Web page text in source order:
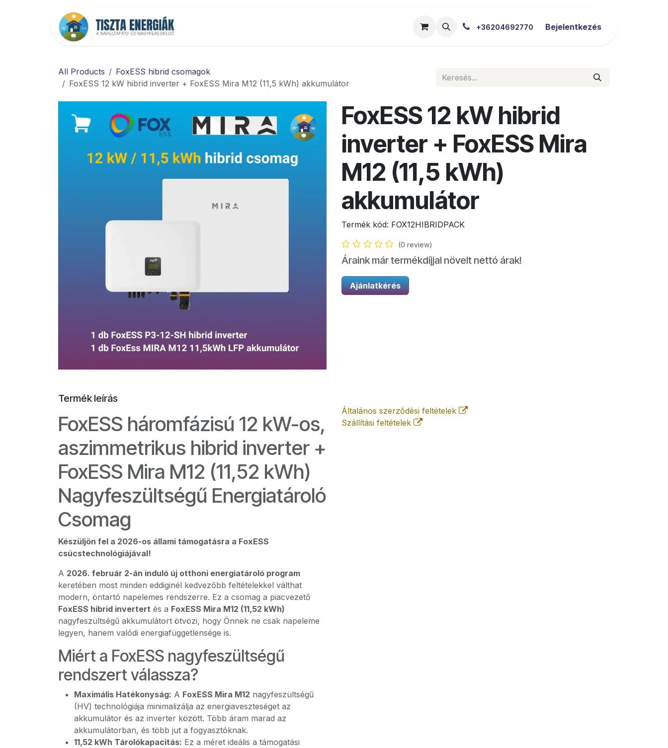
Szakértői Blog Letöltések
+36204692770 Bejelentkezés
All Products
FoxESS hibrid csomagok
FoxESS 12 kW hibrid inverter + FoxESS Mira M12 (11,5 kWh) akkumulátor
FoxESS 12 kW hibrid
inverter + FoxESS Mira
M12 (11,5 kWh)
akkumulátor
Termék kód: FOX12HIBRIDPACK
(0 review)
Áraink már termékdíjjal növelt nettó árak!
Ajánlatkérés
Termék leírás
FoxESS háromfázisú 12 kW-os,
aszimmetrikus hibrid inverter +
FoxESS Mira M12 (11,52 kWh)
Nagyfeszültségű Energiatároló
Csomag
Készüljön fel a 2026-os állami támogatásra a FoxESS
csúcstechnológiájával!
A 2026. február 2-án induló új otthoni energiatároló program
keretében most minden eddiginél kedvezőbb feltételekkel válthat
modern, öntartó napelemes rendszerre. Ez a csomag a piacvezető
FoxESS hibrid invertert és a FoxESS Mira M12 (11,52 kWh)
nagyfeszültségű akkumulátort ötvözi, hogy Önnek ne csak napeleme
legyen, hanem valódi energiafüggetlensége is.
Miért a FoxESS nagyfeszültségű
rendszert válassza?
Maximális Hatékonyság: A FoxESS Mira M12 nagyfeszültségű
(HV) technológiája minimalizálja az energiaveszteséget az
akkumulátor és az inverter között. Több áram marad az
akkumulátorban, és több jut a fogyasztóknak.
11,52 kWh Tárolókapacitás: Ez a méret ideális a támogatási
Általános szerződési feltételek
Szállítási feltételek